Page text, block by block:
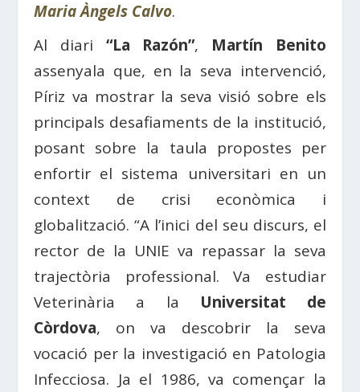
Maria Àngels Calvo.
Al diari “La Razón”, Martín Benito
assenyala que, en la seva intervenció,
Píriz va mostrar la seva visió sobre els
principals desafiaments de la institució,
posant sobre la taula propostes per
enfortir el sistema universitari en un
context de crisi econòmica i
globalització. “A l’inici del seu discurs, el
rector de la UNIE va repassar la seva
trajectòria professional. Va estudiar
Veterinària a la Universitat de
Còrdova, on va descobrir la seva
vocació per la investigació en Patologia
Infecciosa. Ja el 1986, va començar la